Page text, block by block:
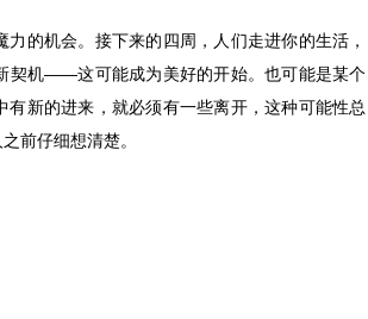
的机会。接下来的四周，人们走进你的生活，
契机——这可能成为美好的开始。也可能是某个
新的进来，就必须有一些离开，这种可能性总
前仔细想清楚。